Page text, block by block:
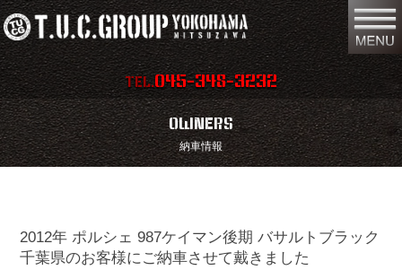
TEL.045-348-3232
在庫車両情報 店舗情報
保証内容 地図
スタッフ紹介 お問い合わせ
OWNERS
納車情報
2012年 ポルシェ 987ケイマン後期 バサルトブラック
千葉県のお客様にご納車させて戴きました